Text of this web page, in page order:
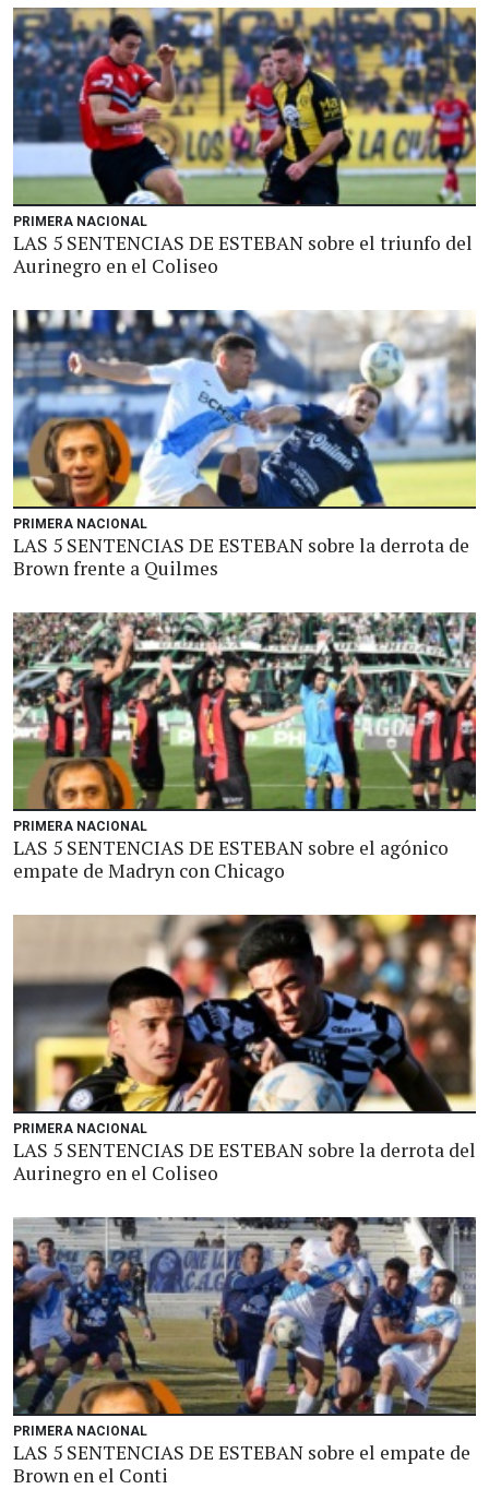
PRIMERA NACIONAL
LAS 5 SENTENCIAS DE ESTEBAN sobre el triunfo del
Aurinegro en el Coliseo
PRIMERA NACIONAL
LAS 5 SENTENCIAS DE ESTEBAN sobre la derrota de
Brown frente a Quilmes
PRIMERA NACIONAL
LAS 5 SENTENCIAS DE ESTEBAN sobre el agónico
empate de Madryn con Chicago
PRIMERA NACIONAL
LAS 5 SENTENCIAS DE ESTEBAN sobre la derrota del
Aurinegro en el Coliseo
PRIMERA NACIONAL
LAS 5 SENTENCIAS DE ESTEBAN sobre el empate de
Brown en el Conti